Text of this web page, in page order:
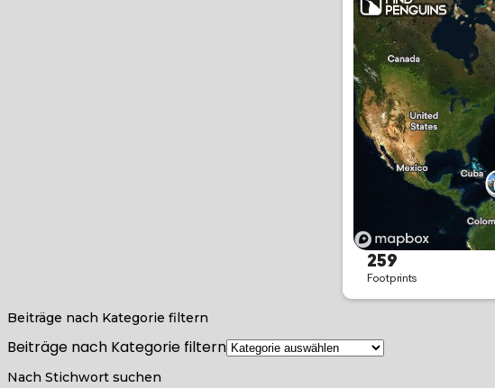
Beiträge nach Kategorie filtern
Beiträge nach Kategorie filtern
Nach Stichwort suchen